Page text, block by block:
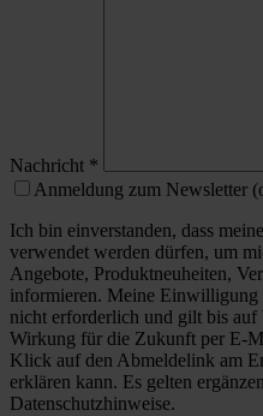
Nachricht *
Anmeldung zum Newsletter
Ich bin einverstanden, dass
verwendet werden dürfen, um
Angebote, Produktneuheiten,
informieren. Meine Einwilligung
nicht erforderlich und gilt bis
Wirkung für die Zukunft per E-
Klick auf den Abmeldelink am
erklären kann. Es gelten
Datenschutzhinweise.